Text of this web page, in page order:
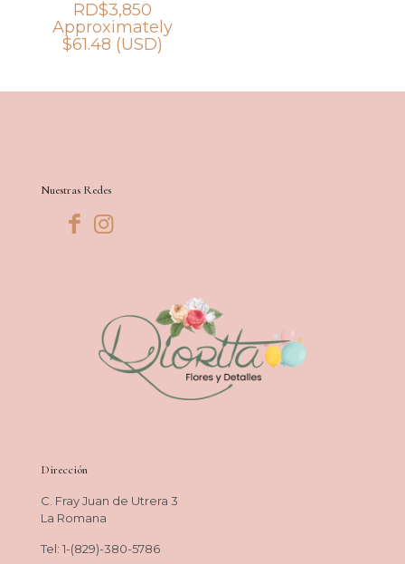
RD$3,850
Approximately
$61.48 (USD)
Nuestras Redes
Dirección
C. Fray Juan de Utrera 3
La Romana
Tel: 1-(829)-380-5786